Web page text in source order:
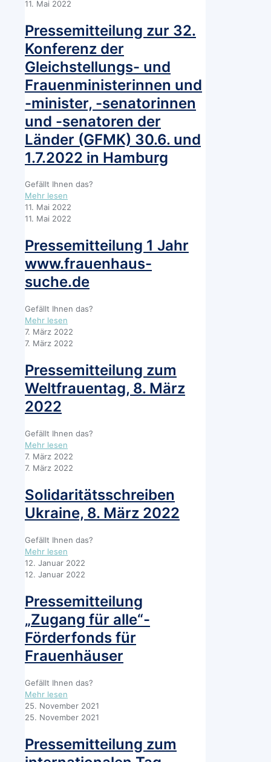
11. Mai 2022
Pressemitteilung zur 32.
Konferenz der
Gleichstellungs- und
Frauenministerinnen und
-minister, -senatorinnen
und -senatoren der
Länder (GFMK) 30.6. und
1.7.2022 in Hamburg
Gefällt Ihnen das?
Mehr lesen
Pressemitteilung
zur
Konferenz
der
Gleichstellungs-
und
Frauenministerinnen
-
minister,
-
senatorinnen
-
senatoren
der
und
1.7.2022
in
Hamburg
11. Mai 2022
11. Mai 2022
Pressemitteilung 1 Jahr
www.frauenhaus-
suche.de
Gefällt Ihnen das?
Mehr lesen
Pressemitteilung
1
www.frauenhaus-
suche.de
7. März 2022
7. März 2022
Pressemitteilung zum
Weltfrauentag, 8. März
2022
Gefällt Ihnen das?
Mehr lesen
Pressemitteilung
zum
8.
März
2022
7. März 2022
7. März 2022
Solidaritätsschreiben
Ukraine, 8. März 2022
Gefällt Ihnen das?
Mehr lesen
Solidaritätsschreiben
Ukraine,
März
2022
12. Januar 2022
12. Januar 2022
Pressemitteilung
„Zugang für alle“-
Förderfonds für
Frauenhäuser
Gefällt Ihnen das?
Mehr lesen
Pressemitteilung
„Zugang
alle“-
Förderfonds
25. November 2021
25. November 2021
Pressemitteilung zum